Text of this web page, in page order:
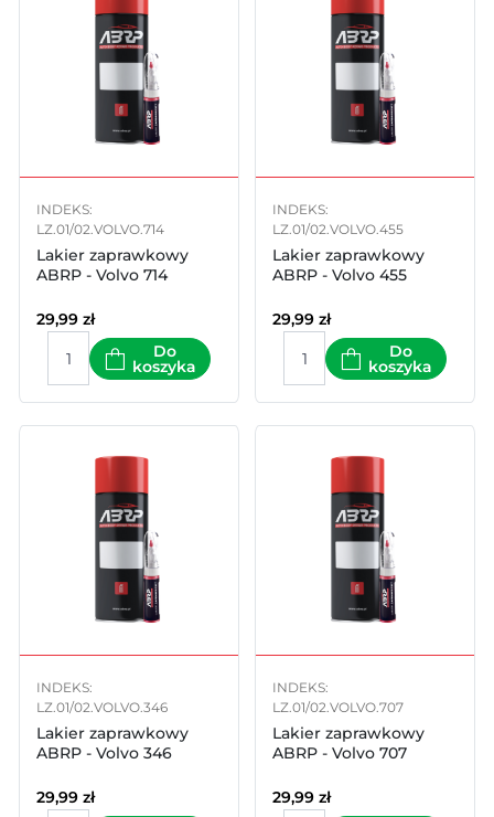
INDEKS:
LZ.01/02.VOLVO.714
Lakier zaprawkowy
ABRP - Volvo 714
29,99 zł
Do
koszyka
INDEKS:
LZ.01/02.VOLVO.455
Lakier zaprawkowy
ABRP - Volvo 455
29,99 zł
Do
koszyka
INDEKS:
LZ.01/02.VOLVO.346
Lakier zaprawkowy
ABRP - Volvo 346
29,99 zł
INDEKS:
LZ.01/02.VOLVO.707
Lakier zaprawkowy
ABRP - Volvo 707
29,99 zł